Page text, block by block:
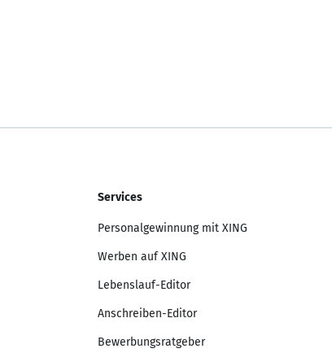
Services
Personalgewinnung mit XING
Werben auf XING
Lebenslauf-Editor
Anschreiben-Editor
Bewerbungsratgeber